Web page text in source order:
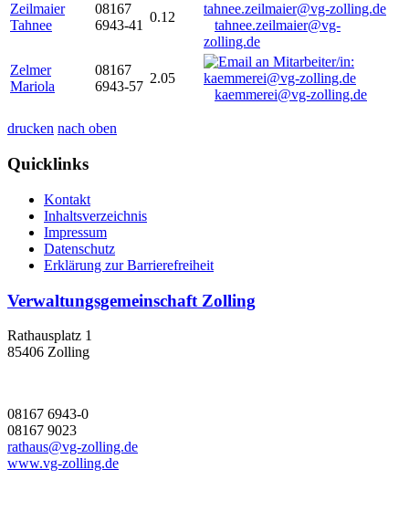
Zeilmaier
Tahnee
08167
6943-41
0.12
tahnee.zeilmaier@vg-
zolling.de
Zelmer
Mariola
08167
6943-57
2.05
kaemmerei@vg-zolling.de
drucken nach oben
Quicklinks
Kontakt
Inhaltsverzeichnis
Impressum
Datenschutz
Erklärung zur Barrierefreiheit
Verwaltungsgemeinschaft Zolling
Rathausplatz 1
85406 Zolling
08167 6943-0
08167 9023
rathaus@vg-zolling.de
www.vg-zolling.de